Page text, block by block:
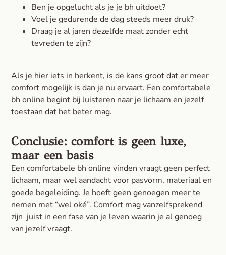
Ben je opgelucht als je je bh uitdoet?
Voel je gedurende de dag steeds meer druk?
Draag je al jaren dezelfde maat zonder echt
tevreden te zijn?
Als je hier iets in herkent, is de kans groot dat er meer
comfort mogelijk is dan je nu ervaart. Een comfortabele
bh online begint bij luisteren naar je lichaam en jezelf
toestaan dat het beter mag.
Conclusie: comfort is geen luxe,
maar een basis
Een comfortabele bh online vinden vraagt geen perfect
lichaam, maar wel aandacht voor pasvorm, materiaal en
goede begeleiding. Je hoeft geen genoegen meer te
nemen met “wel oké”. Comfort mag vanzelfsprekend
zijn juist in een fase van je leven waarin je al genoeg
van jezelf vraagt.